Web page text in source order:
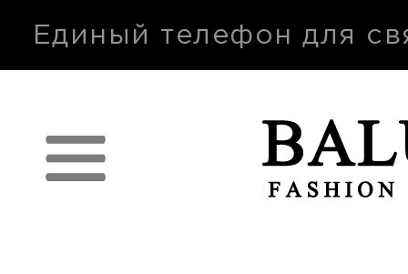
Единый телефон для